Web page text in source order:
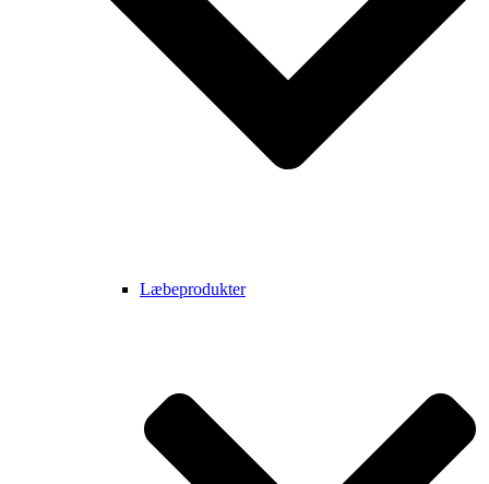
Læbeprodukter